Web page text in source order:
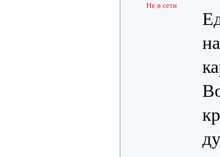
Не в сети